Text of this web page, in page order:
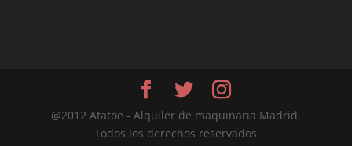
@2012 Atatoe - Alquiler de maquinaria Madrid.
Todos los derechos reservados